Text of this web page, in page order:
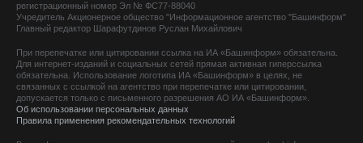
регистрационный номер Эл № ФС77-88040
Учредитель Акционерное общество "Информационное агентство "Башинформ"
Главный редактор Шарафутдинов Руслан Михайлович
При перепечатке или цитировании ссылка на ИА «Башинформ» обязательна.
Для интернет-изданий и социальных сетей прямая активная гиперссылка
обязательна. Использование логотипа ИА «Башинформ» в целях, не
связанных с ссылкой на агентство при перепечатке или цитировании,
допускается только с письменного разрешения АО ИА «Башинформ».
Об использовании персональных данных
Правила применения рекомендательных технологий